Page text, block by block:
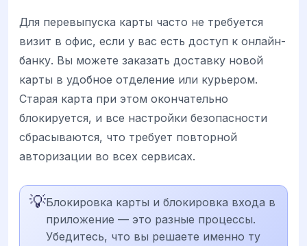
Для перевыпуска карты часто не требуется
визит в офис, если у вас есть доступ к онлайн-
банку. Вы можете заказать доставку новой
карты в удобное отделение или курьером.
Старая карта при этом окончательно
блокируется, и все настройки безопасности
сбрасываются, что требует повторной
авторизации во всех сервисах.
💡Блокировка карты и блокировка входа в
приложение — это разные процессы.
Убедитесь, что вы решаете именно ту